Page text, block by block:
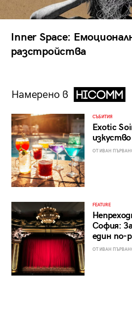
Inner Space:
разстройства
Намерено в
СЪБИТИЯ
Exotic
ОТ ИВАН
FEATURE
София:
един по-
ОТ ИВАН